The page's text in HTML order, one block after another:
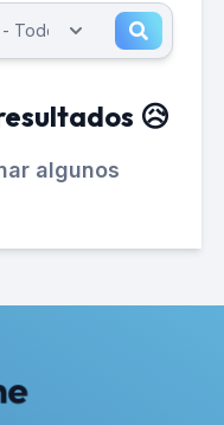
😥
algunos